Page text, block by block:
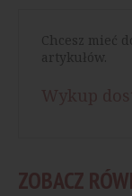
Chcesz mieć
artykułów.
ZOBACZ